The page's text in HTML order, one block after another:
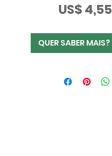
US$ 4,55
QUER SABER MAIS?